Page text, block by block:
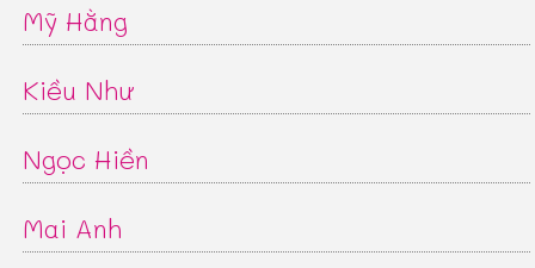
Mỹ Hằng
Kiều Như
Ngọc Hiền
Mai Anh